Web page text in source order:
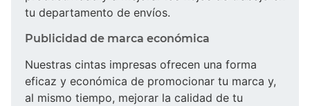
tu departamento de envíos.
Publicidad de marca económica
Nuestras cintas impresas ofrecen una forma
eficaz y económica de promocionar tu marca y,
al mismo tiempo, mejorar la calidad de tu